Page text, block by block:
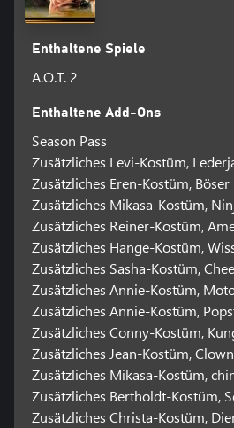
Enthaltene Spiele
A.O.T. 2
Enthaltene Add-Ons
Season Pass
Zusätzliches Levi-Kostüm,
Zusätzliches Eren-Kostüm, Böser
Zusätzliches Mikasa-Kostüm,
Zusätzliches Reiner-Kostüm,
Zusätzliches Hange-Kostüm,
Zusätzliches Sasha-Kostüm,
Zusätzliches Annie-Kostüm,
Zusätzliches Annie-Kostüm,
Zusätzliches Conny-Kostüm,
Zusätzliches Jean-Kostüm, Clown
Zusätzliches Mikasa-Kostüm,
Zusätzliches Bertholdt-Kostüm,
Zusätzliches Christa-Kostüm,